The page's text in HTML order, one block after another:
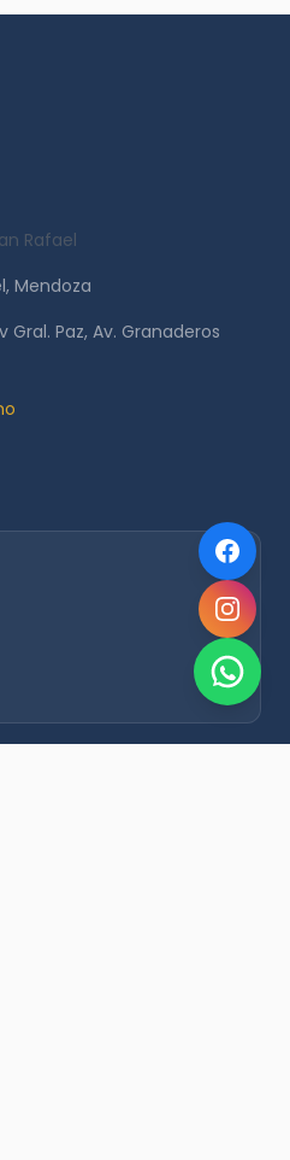
Rafael
Mendoza
Gral. Paz, Av. Granaderos